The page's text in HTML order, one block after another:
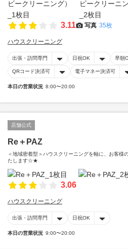
3.11 写真 35枚
ハウスクリーニング
出張・訪問専門 日祝OK 早朝
QRコード決済可 電子マネー決済可
本日の営業状況 8:00〜20:00
店舗公式
Re＋PAZ
＜地域密着型＞ハウスクリーニングを軸に、お客様
たします☆★
3.06
ハウスクリーニング
出張・訪問専門 日祝OK
本日の営業状況 9:00〜20:00